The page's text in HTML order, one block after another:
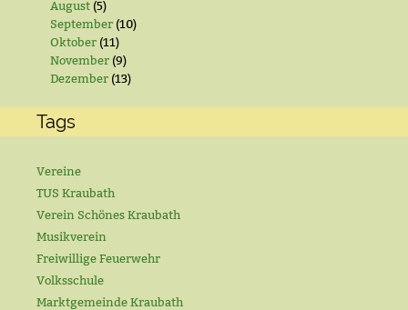
August (5)
September (10)
Oktober (11)
November (9)
Dezember (13)
Tags
Vereine
TUS Kraubath
Verein Schönes Kraubath
Musikverein
Freiwillige Feuerwehr
Volksschule
Marktgemeinde Kraubath